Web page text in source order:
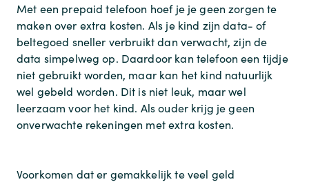
Met een prepaid telefoon hoef je je geen zorgen te
maken over extra kosten. Als je kind zijn data- of
beltegoed sneller verbruikt dan verwacht, zijn de
data simpelweg op. Daardoor kan telefoon een tijdje
niet gebruikt worden, maar kan het kind natuurlijk
wel gebeld worden. Dit is niet leuk, maar wel
leerzaam voor het kind. Als ouder krijg je geen
onverwachte rekeningen met extra kosten.
Voorkomen dat er gemakkelijk te veel geld